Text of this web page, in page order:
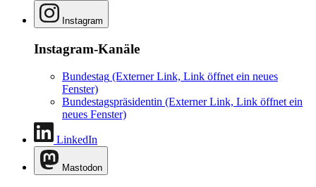
Instagram
Instagram-Kanäle
Bundestag (Externer Link, Link öffnet ein neues
Fenster)
Bundestagspräsidentin (Externer Link, Link öffnet ein
neues Fenster)
LinkedIn
Mastodon